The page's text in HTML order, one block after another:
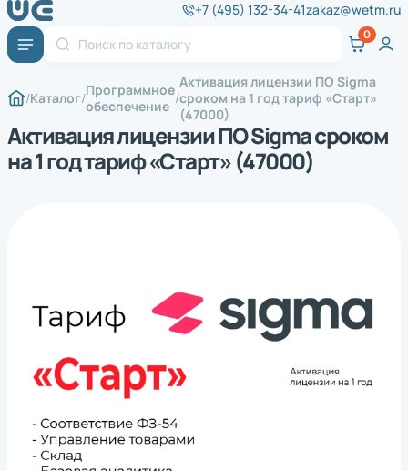
+7 (495) 132-34-41zakaz@wetm.ru
Каталог Программное
обеспечение
Активация лицензии ПО Sigma
сроком на 1 год тариф «Старт»
(47000)
Активация лицензии ПО Sigma сроком
на 1 год тариф «Старт» (47000)